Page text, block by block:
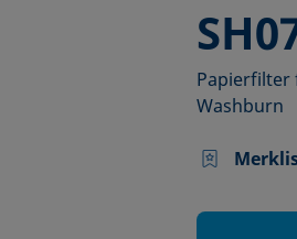
–
Papierfilter
Washburn